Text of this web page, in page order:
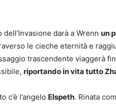
dell’Invasione darà a Wrenn un
le cieche eternità e
trascendente viaggerà
riportando in vita tutto
c’è l’angelo Elspeth. Rinata